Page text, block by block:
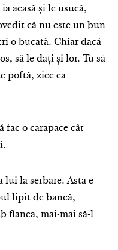
acasă și le usucă,
că nu este un bun
o bucată. Chiar dacă
să le dați și lor. Tu să
poftă, zice ea
fac o carapace cât
lui la serbare. Asta e
lipit de bancă,
flanea, mai-mai să-l